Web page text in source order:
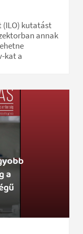
(ILO) kutatást
annak
kat a
a